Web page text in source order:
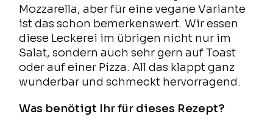
Mozzarella, aber für eine vegane Variante
ist das schon bemerkenswert. Wir essen
diese Leckerei im übrigen nicht nur im
Salat, sondern auch sehr gern auf Toast
oder auf einer Pizza. All das klappt ganz
wunderbar und schmeckt hervorragend.
Was benötigt Ihr für dieses Rezept?